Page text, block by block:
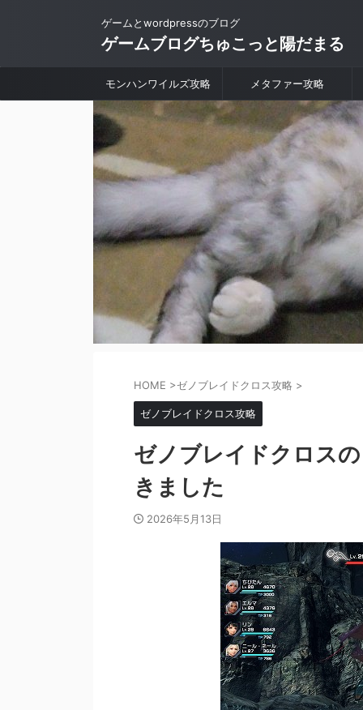
ゲームとwordpressのブログ
ゲームブログちゅこっと陽だまる
モンハンワイルズ攻略 メタファー攻略
HOME >ゼノブレイドクロス攻略 >
ゼノブレイドクロス攻略
ゼノブレイドクロス
きました
2026年5月13日